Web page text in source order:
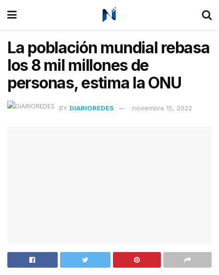
La población mundial rebasa
los 8 mil millones de
personas, estima la ONU
BY DIARIOREDES noviembre 15, 2022